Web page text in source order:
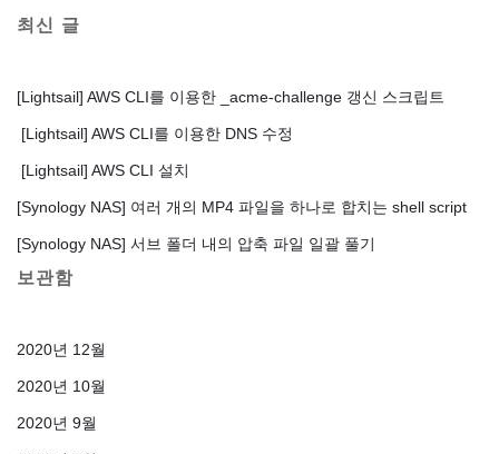
최신 글
[Lightsail] AWS CLI를 이용한 _acme-challenge 갱신 스크립트
[Lightsail] AWS CLI를 이용한 DNS 수정
[Lightsail] AWS CLI 설치
[Synology NAS] 여러 개의 MP4 파일을 하나로 합치는 shell script
[Synology NAS] 서브 폴더 내의 압축 파일 일괄 풀기
보관함
2020년 12월
2020년 10월
2020년 9월